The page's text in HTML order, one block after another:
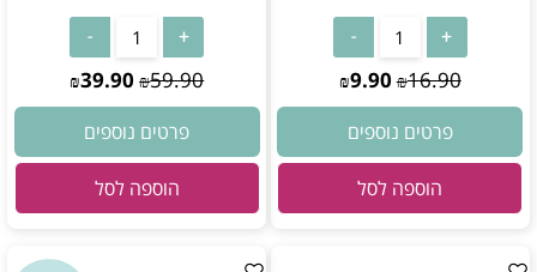
₪16.90
₪9.90
פרטים נוספים
הוספה לסל
₪59.90
₪39.90
פרטים נוספים
הוספה לסל